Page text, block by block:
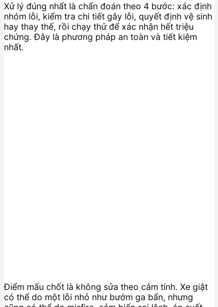
Xử lý đúng nhất là chẩn đoán theo 4 bước: xác định
nhóm lỗi, kiểm tra chi tiết gây lỗi, quyết định vệ sinh
hay thay thế, rồi chạy thử để xác nhận hết triệu
chứng. Đây là phương pháp an toàn và tiết kiệm
nhất.
Điểm mấu chốt là không sửa theo cảm tính. Xe giật
có thể do một lỗi nhỏ như bướm ga bẩn, nhưng